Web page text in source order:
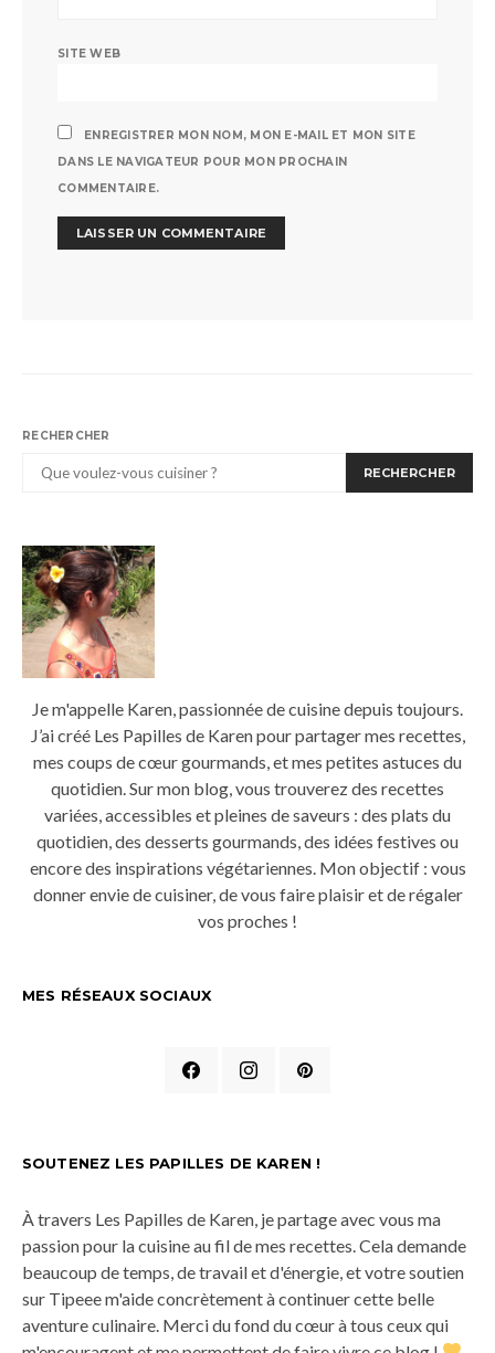
SITE WEB
ENREGISTRER MON NOM, MON E-MAIL ET MON SITE
DANS LE NAVIGATEUR POUR MON PROCHAIN
COMMENTAIRE.
RECHERCHER
RECHERCHER
Je m'appelle Karen, passionnée de cuisine depuis toujours.
J’ai créé Les Papilles de Karen pour partager mes recettes,
mes coups de cœur gourmands, et mes petites astuces du
quotidien. Sur mon blog, vous trouverez des recettes
variées, accessibles et pleines de saveurs : des plats du
quotidien, des desserts gourmands, des idées festives ou
encore des inspirations végétariennes. Mon objectif : vous
donner envie de cuisiner, de vous faire plaisir et de régaler
vos proches !
MES RÉSEAUX SOCIAUX
SOUTENEZ LES PAPILLES DE KAREN !
À travers Les Papilles de Karen, je partage avec vous ma
passion pour la cuisine au fil de mes recettes. Cela demande
beaucoup de temps, de travail et d'énergie, et votre soutien
sur Tipeee m'aide concrètement à continuer cette belle
aventure culinaire. Merci du fond du cœur à tous ceux qui